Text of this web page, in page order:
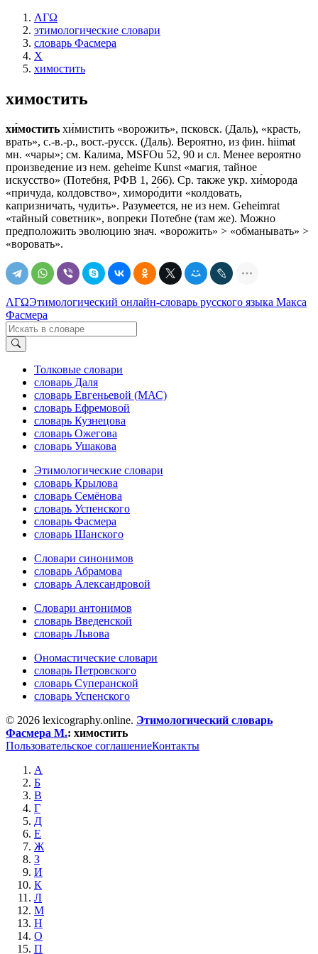
ΛΓΩ
этимологические словари
словарь Фасмера
Х
химостить
химостить
хи́мостить хи́мистить «ворожить», псковск. (Даль), «красть,
врать», с.-в.-р., вост.-русск. (Даль). Вероятно, из фин. hiimat
мн. «чары»; см. Калима, МSFОu 52, 90 и сл. Менее вероятно
произведение из нем. geheime Kunst «магия, тайное
искусство» (Потебня, РФВ 1, 266). Ср. также укр. хи́морода
«причуда, колдовство», химоро́дити «колдовать,
капризничать, чудить». Разумеется, не из нем. Geheimrat
«тайный советник», вопреки Потебне (там же). Можно
предположить эволюцию знач. «ворожить» > «обманывать» >
«воровать».
ΛΓΩЭтимологический онлайн-словарь русского языка Макса
Фасмера
Толковые словари
словарь Даля
словарь Евгеньевой (МАС)
словарь Ефремовой
словарь Кузнецова
словарь Ожегова
словарь Ушакова
Этимологические словари
словарь Крылова
словарь Семёнова
словарь Успенского
словарь Фасмера
словарь Шанского
Словари синонимов
словарь Абрамова
словарь Александровой
Словари антонимов
словарь Введенской
словарь Львова
Ономастические словари
словарь Петровского
словарь Суперанской
словарь Успенского
© 2026 lexicography.online. Этимологический словарь
Фасмера М.: химостить
Пользовательское соглашениеКонтакты
А
Б
В
Г
Д
Е
Ж
З
И
К
Л
М
Н
О
П